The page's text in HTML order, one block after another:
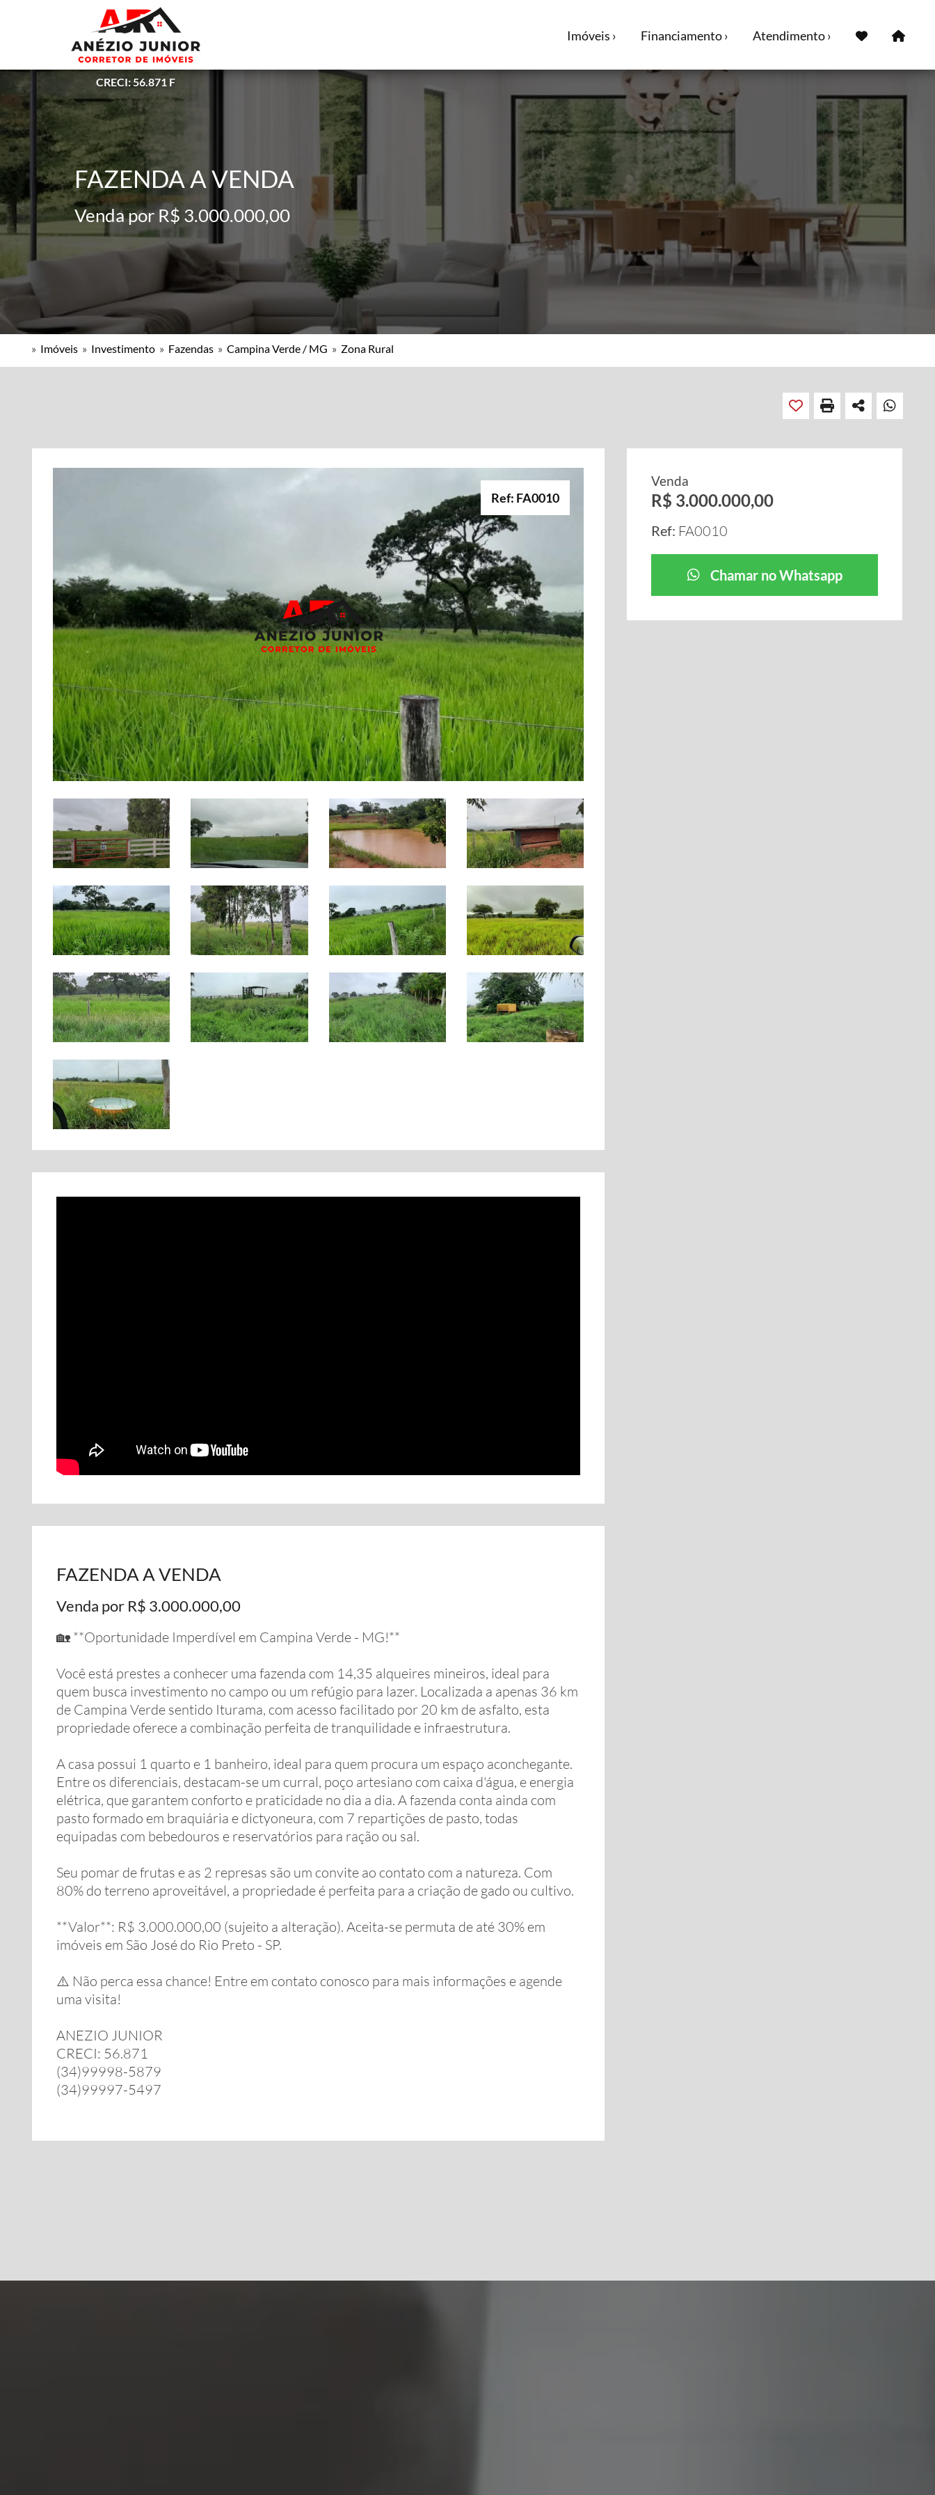
CRECI: 56.871 F
Imóveis › Financiamento › Atendimento ›
FAZENDA A VENDA
Venda por R$ 3.000.000,00
» Imóveis » Investimento » Fazendas » Campina Verde / MG » Zona Rural
Ref: FA0010
FAZENDA A VENDA
Venda por R$ 3.000.000,00
🏡 **Oportunidade Imperdível em Campina Verde - MG!**
Você está prestes a conhecer uma fazenda com 14,35 alqueires mineiros, ideal para
quem busca investimento no campo ou um refúgio para lazer. Localizada a apenas 36 km
de Campina Verde sentido Iturama, com acesso facilitado por 20 km de asfalto, esta
propriedade oferece a combinação perfeita de tranquilidade e infraestrutura.
A casa possui 1 quarto e 1 banheiro, ideal para quem procura um espaço aconchegante.
Entre os diferenciais, destacam-se um curral, poço artesiano com caixa d'água, e energia
elétrica, que garantem conforto e praticidade no dia a dia. A fazenda conta ainda com
pasto formado em braquiária e dictyoneura, com 7 repartições de pasto, todas
equipadas com bebedouros e reservatórios para ração ou sal.
Seu pomar de frutas e as 2 represas são um convite ao contato com a natureza. Com
80% do terreno aproveitável, a propriedade é perfeita para a criação de gado ou cultivo.
**Valor**: R$ 3.000.000,00 (sujeito a alteração). Aceita-se permuta de até 30% em
imóveis em São José do Rio Preto - SP.
⚠️ Não perca essa chance! Entre em contato conosco para mais informações e agende
uma visita!
ANEZIO JUNIOR
CRECI: 56.871
(34)99998-5879
(34)99997-5497
Venda
R$ 3.000.000,00
Ref: FA0010
Chamar no Whatsapp